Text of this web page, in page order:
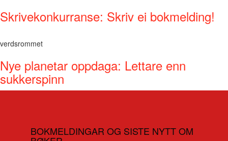
Skrivekonkurranse: Skriv ei bokmelding!
verdsrommet
Nye planetar oppdaga: Lettare enn
sukkerspinn
BOKMELDINGAR OG SISTE NYTT OM